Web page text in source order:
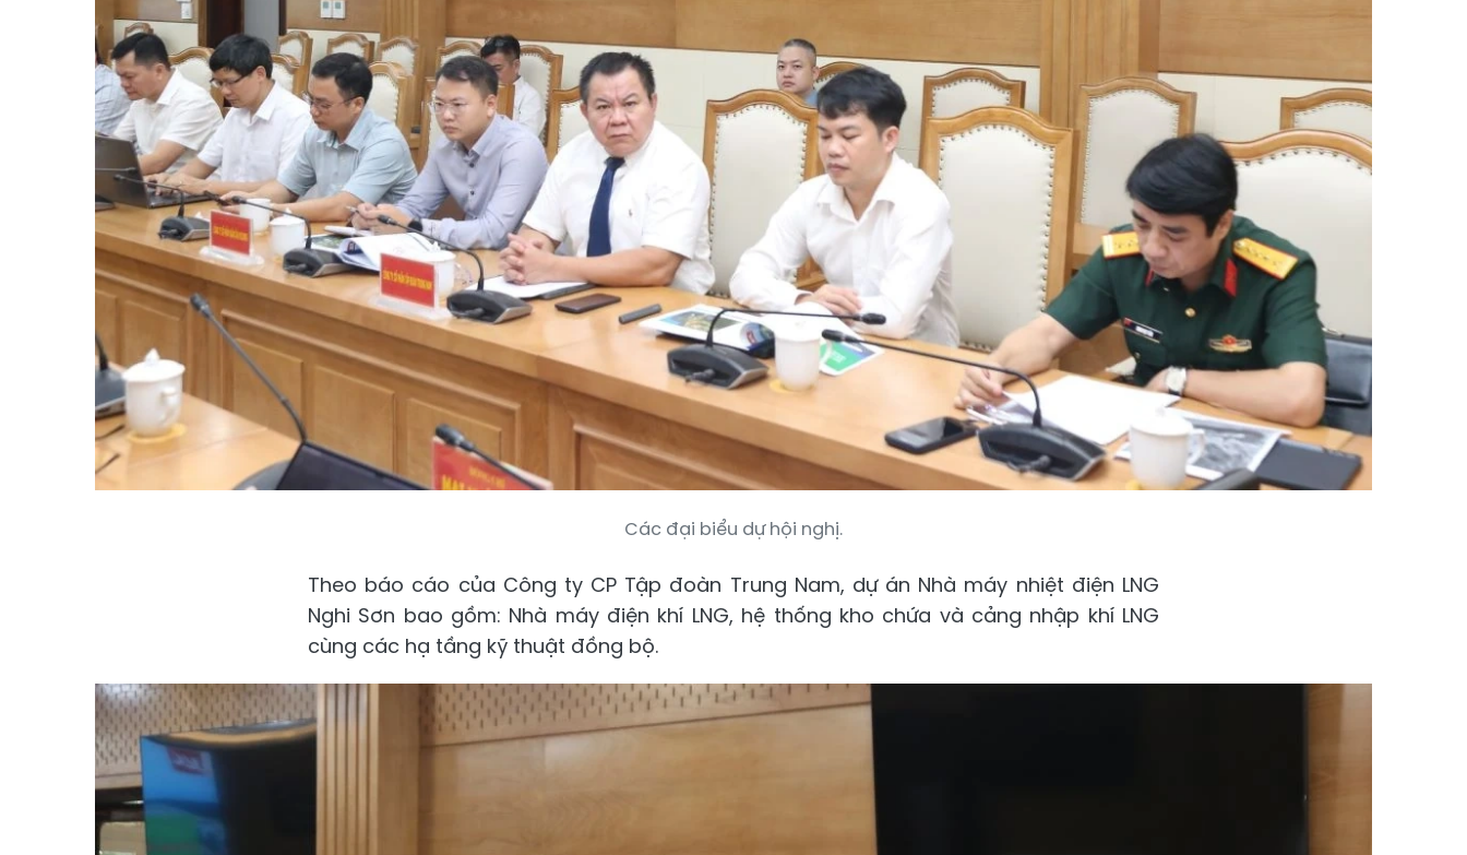
Các đại biểu dự hội nghị.
Theo báo cáo của Công ty CP Tập đoàn Trung Nam, dự án Nhà máy nhiệt điện LNG
Nghi Sơn bao gồm: Nhà máy điện khí LNG, hệ thống kho chứa và cảng nhập khí LNG
cùng các hạ tầng kỹ thuật đồng bộ.